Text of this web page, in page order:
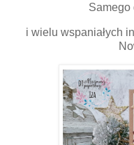
Samego
i wielu wspaniałych